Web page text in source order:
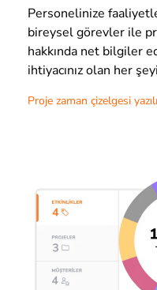
Personelinize
bireysel görevler ile
hakkında net bilgiler
ihtiyacınız olan her
Proje zaman çizelgesi